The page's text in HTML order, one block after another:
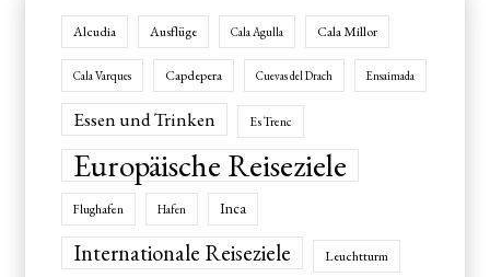
Alcudia Ausflüge Cala Agulla Cala Millor
Cala Varques Capdepera Cuevas del Drach Ensaimada
Essen und Trinken Es Trenc
Europäische Reiseziele
Flughafen Hafen Inca
Internationale Reiseziele Leuchtturm